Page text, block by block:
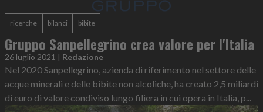
ricerche bilanci bibite
Gruppo Sanpellegrino crea valore per l'Italia
26 luglio 2021 | Redazione
Nel 2020 Sanpellegrino, azienda di riferimento nel settore delle
acque minerali e delle bibite non alcoliche, ha creato 2,5 miliardi
di euro di valore condiviso lungo filiera in cui opera in Italia, p...